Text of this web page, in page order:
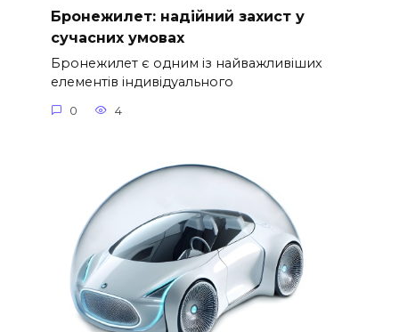
Бронежилет: надійний захист у
сучасних умовах
Бронежилет є одним із найважливіших
елементів індивідуального
0 4